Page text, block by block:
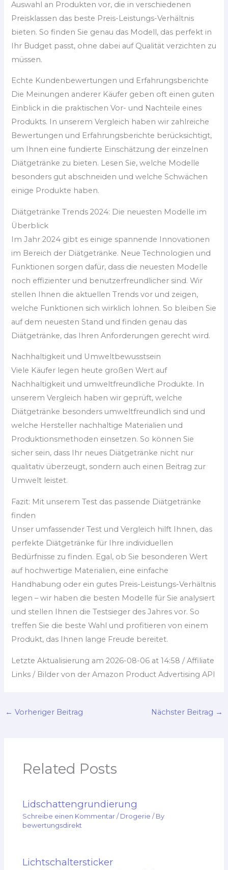
Auswahl an Produkten vor, die in verschiedenen
Preisklassen das beste Preis-Leistungs-Verhältnis
bieten. So finden Sie genau das Modell, das perfekt in
Ihr Budget passt, ohne dabei auf Qualität verzichten zu
müssen.
Echte Kundenbewertungen und Erfahrungsberichte
Die Meinungen anderer Käufer geben oft einen guten
Einblick in die praktischen Vor- und Nachteile eines
Produkts. In unserem Vergleich haben wir zahlreiche
Bewertungen und Erfahrungsberichte berücksichtigt,
um Ihnen eine fundierte Einschätzung der einzelnen
Diätgetränke zu bieten. Lesen Sie, welche Modelle
besonders gut abschneiden und welche Schwächen
einige Produkte haben.
Diätgetränke Trends 2024: Die neuesten Modelle im
Überblick
Im Jahr 2024 gibt es einige spannende Innovationen
im Bereich der Diätgetränke. Neue Technologien und
Funktionen sorgen dafür, dass die neuesten Modelle
noch effizienter und benutzerfreundlicher sind. Wir
stellen Ihnen die aktuellen Trends vor und zeigen,
welche Funktionen sich wirklich lohnen. So bleiben Sie
auf dem neuesten Stand und finden genau das
Diätgetränke, das Ihren Anforderungen gerecht wird.
Nachhaltigkeit und Umweltbewusstsein
Viele Käufer legen heute großen Wert auf
Nachhaltigkeit und umweltfreundliche Produkte. In
unserem Vergleich haben wir geprüft, welche
Diätgetränke besonders umweltfreundlich sind und
welche Hersteller nachhaltige Materialien und
Produktionsmethoden einsetzen. So können Sie
sicher sein, dass Ihr neues Diätgetränke nicht nur
qualitativ überzeugt, sondern auch einen Beitrag zur
Umwelt leistet.
Fazit: Mit unserem Test das passende Diätgetränke
finden
Unser umfassender Test und Vergleich hilft Ihnen, das
perfekte Diätgetränke für Ihre individuellen
Bedürfnisse zu finden. Egal, ob Sie besonderen Wert
auf hochwertige Materialien, eine einfache
Handhabung oder ein gutes Preis-Leistungs-Verhältnis
legen – wir haben die besten Modelle für Sie analysiert
und stellen Ihnen die Testsieger des Jahres vor. So
treffen Sie die beste Wahl und profitieren von einem
Produkt, das Ihnen lange Freude bereitet.
Letzte Aktualisierung am 2026-08-06 at 14:58 / Affiliate
Links / Bilder von der Amazon Product Advertising API
← Vorheriger Beitrag Nächster Beitrag →
Related Posts
Lidschattengrundierung
Schreibe einen Kommentar / Drogerie / By
bewertungsdirekt
Lichtschaltersticker